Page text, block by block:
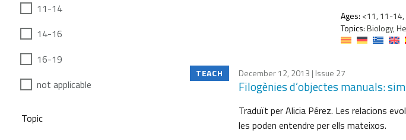
11-14
14-16
16-19
not applicable
Topic
Ages: <11, 11-
Topics:Biology,
TEACH December 12, 2013 | Issue 27
Filogènies d’objectes manuals:
Traduït per Alicia Pérez. Les relacions
les poden entendre per ells mateixos.